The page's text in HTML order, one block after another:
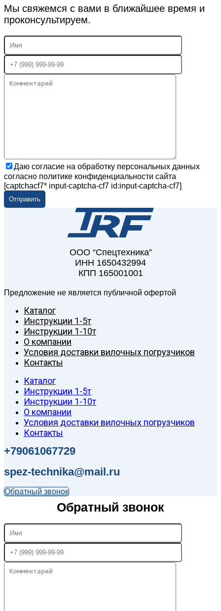
Мы свяжемся с вами в ближайшее время и
проконсультируем.
Даю согласие на обработку персональных данных
согласно политике конфиденциальности сайта
[captchacf7* input-captcha-cf7 id:input-captcha-cf7]
ООО “Спецтехника”
ИНН 1650432994
КПП 165001001
Предложение не является публичной офертой
Каталог
Инструкции 1-5т
Инструкции 1-10т
О компании
Условия доставки вилочных погрузчиков
Контакты
Каталог
Инструкции 1-5т
Инструкции 1-10т
О компании
Условия доставки вилочных погрузчиков
Контакты
+79061067729
spez-technika@mail.ru
Обратный звонок
Обратный звонок